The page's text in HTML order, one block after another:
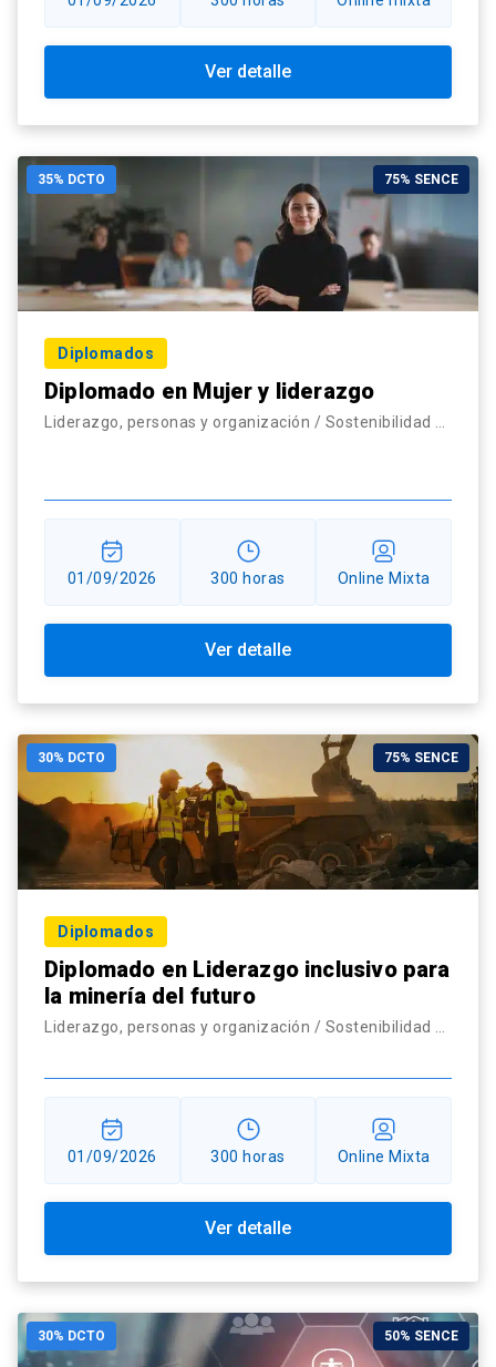
Ver detalle
35% DCTO 75% SENCE
Diplomados
Diplomado en Mujer y liderazgo
Liderazgo, personas y organización / Sostenibilidad corporativa
01/09/2026 300 horas Online Mixta
Ver detalle
30% DCTO 75% SENCE
Diplomados
Diplomado en Liderazgo inclusivo para
la minería del futuro
Liderazgo, personas y organización / Sostenibilidad corporativa
01/09/2026 300 horas Online Mixta
Ver detalle
30% DCTO 50% SENCE